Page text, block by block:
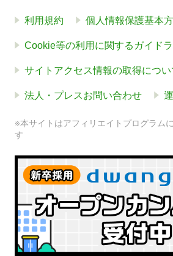
利用規約 個人情報保護基本
Cookie等の利用に関するガイド
サイトアクセス情報の取得につい
法人・プレスお問い合わせ
※本サイトはアフィリエイトプログラム
す